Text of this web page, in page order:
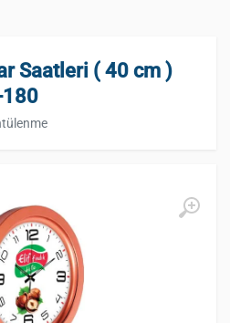
Saatleri ( 40 cm )
180